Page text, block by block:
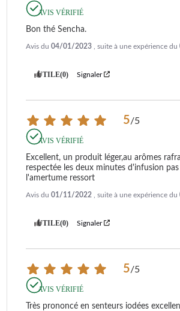
AVIS VÉRIFIÉ
Bon thé Sencha.
Avis du 04/01/2023 , suite à une expérience du
UTILE(0) Signaler
5/5
AVIS VÉRIFIÉ
Excellent, un produit léger,au arômes
respectée les deux minutes d'infusion
l'amertume ressort
Avis du 01/11/2022 , suite à une expérience du
UTILE(0) Signaler
5/5
AVIS VÉRIFIÉ
Très prononcé en senteurs iodées